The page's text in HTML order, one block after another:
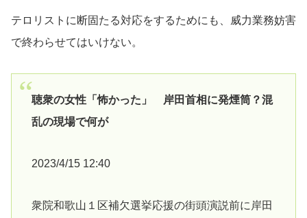
テロリストに断固たる対応をするためにも、威力業務妨害
で終わらせてはいけない。
聴衆の女性「怖かった」 岸田首相に発煙筒？混
乱の現場で何が
2023/4/15 12:40
衆院和歌山１区補欠選挙応援の街頭演説前に岸田